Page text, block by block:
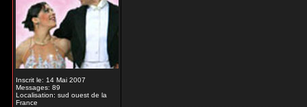
Inscrit le: 14 Mai 2007
Messages: 89
Localisation: sud ouest de la
France